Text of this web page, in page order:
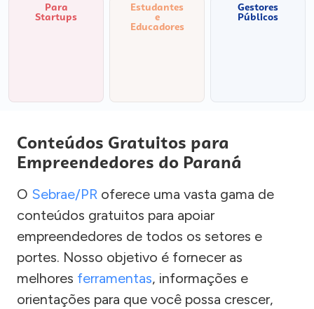
Para
Startups
Estudantes
e
Educadores
Gestores
Públicos
Conteúdos Gratuitos para
Empreendedores do Paraná
O Sebrae/PR oferece uma vasta gama de
conteúdos gratuitos para apoiar
empreendedores de todos os setores e
portes. Nosso objetivo é fornecer as
melhores ferramentas, informações e
orientações para que você possa crescer,